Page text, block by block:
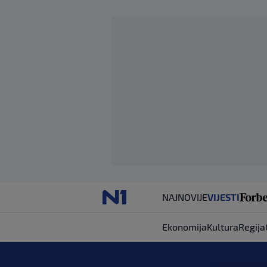
NAJNOVIJEVIJESTI
EkonomijaKulturaRegija